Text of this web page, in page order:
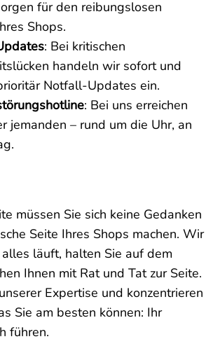
für den reibungslosen
Shops.
: Bei kritischen
handeln wir sofort und
Notfall-Updates ein.
: Bei uns erreichen
jemanden – rund um die Uhr, an
müssen Sie sich keine Gedanken
Seite Ihres Shops machen. Wir
läuft, halten Sie auf dem
Ihnen mit Rat und Tat zur Seite.
Expertise und konzentrieren
Sie am besten können: Ihr
führen.